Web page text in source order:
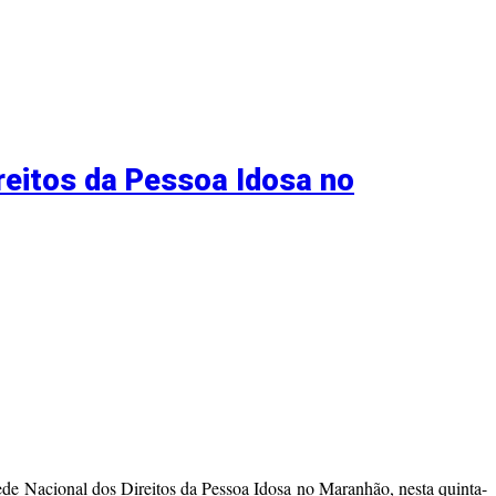
da Pessoa Idosa no
Nacional dos Direitos da Pessoa Idosa no Maranhão, nesta quinta-